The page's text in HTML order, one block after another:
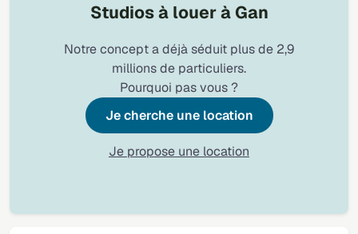
Studios à louer à Gan
Notre concept a déjà séduit plus de 2,9
millions de particuliers.
Pourquoi pas vous ?
Je cherche une location
Je propose une location